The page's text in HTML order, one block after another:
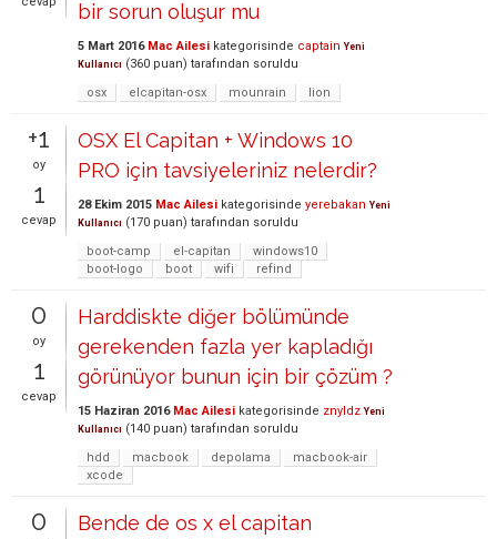
bir sorun oluşur mu
5 Mart 2016 Mac Ailesi kategorisinde captain Yeni
Kullanıcı (360 puan) tarafından soruldu
osx
elcapitan-osx mounrain lion
+1
oy
1
cevap
OSX El Capitan + Windows 10
PRO için tavsiyeleriniz nelerdir?
28 Ekim 2015 Mac Ailesi kategorisinde yerebakan Yeni
Kullanıcı (170 puan) tarafından soruldu
boot-camp
el-capitan
windows10
boot-logo
boot wifi refind
0
oy
1
cevap
Harddiskte diğer bölümünde
gerekenden fazla yer kapladığı
görünüyor bunun için bir çözüm ?
15 Haziran 2016 Mac Ailesi kategorisinde znyldz Yeni
Kullanıcı (140 puan) tarafından soruldu
hdd
macbook depolama
macbook-air
xcode
0
Bende de os x el capitan